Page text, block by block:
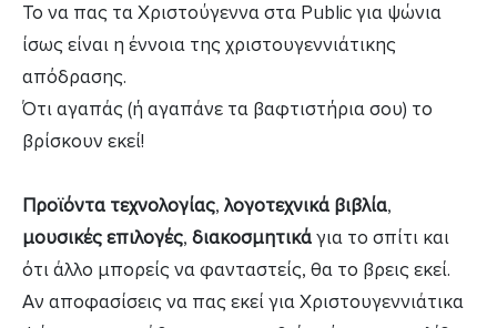
Το να πας τα Χριστούγεννα στα Public για ψώνια
ίσως είναι η έννοια της χριστουγεννιάτικης
απόδρασης.
Ότι αγαπάς (ή αγαπάνε τα βαφτιστήρια σου) το
βρίσκουν εκεί!
Προϊόντα τεχνολογίας, λογοτεχνικά βιβλία,
μουσικές επιλογές, διακοσμητικάγια το σπίτι και
ότι άλλο μπορείς να φανταστείς, θα το βρεις εκεί.
Αν αποφασίσεις να πας εκεί για Χριστουγεννιάτικα